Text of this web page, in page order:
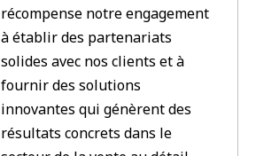
récompense notre engagement
à établir des partenariats
solides avec nos clients et à
fournir des solutions
innovantes qui génèrent des
résultats concrets dans le